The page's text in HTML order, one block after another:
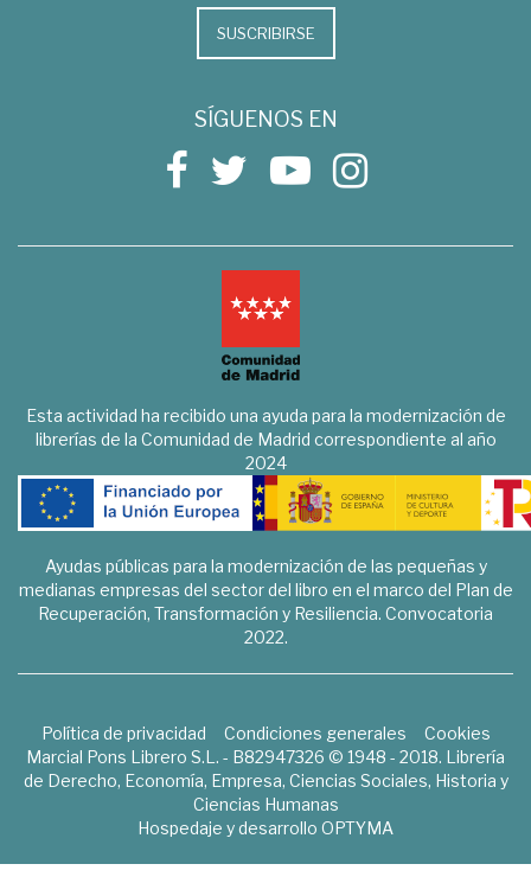
SUSCRIBIRSE
SÍGUENOS EN
Esta actividad ha recibido una ayuda para la modernización de
librerías de la Comunidad de Madrid correspondiente al año
2024
Ayudas públicas para la modernización de las pequeñas y
medianas empresas del sector del libro en el marco del Plan de
Recuperación, Transformación y Resiliencia. Convocatoria
2022.
Política de privacidad Condiciones generales
Cookies
Marcial Pons Librero S.L. - B82947326 © 1948 - 2018. Librería
de Derecho, Economía, Empresa, Ciencias Sociales, Historia y
Ciencias Humanas
Hospedaje y desarrollo OPTYMA